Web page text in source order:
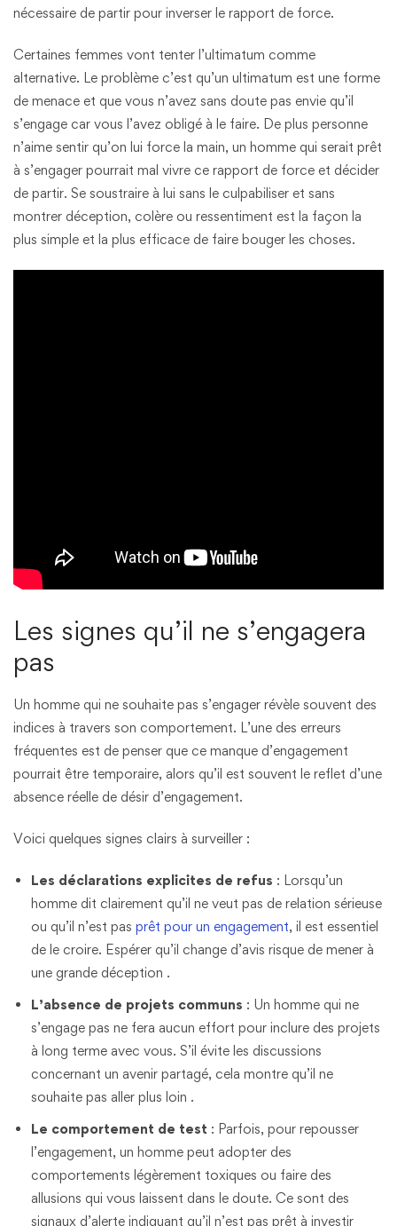
nécessaire de partir pour inverser le rapport de force.
Certaines femmes vont tenter l’ultimatum comme
alternative. Le problème c’est qu’un ultimatum est une forme
de menace et que vous n’avez sans doute pas envie qu’il
s’engage car vous l’avez obligé à le faire. De plus personne
n’aime sentir qu’on lui force la main, un homme qui serait prêt
à s’engager pourrait mal vivre ce rapport de force et décider
de partir. Se soustraire à lui sans le culpabiliser et sans
montrer déception, colère ou ressentiment est la façon la
plus simple et la plus efficace de faire bouger les choses.
Les signes qu’il ne s’engagera
pas
Un homme qui ne souhaite pas s’engager révèle souvent des
indices à travers son comportement. L’une des erreurs
fréquentes est de penser que ce manque d’engagement
pourrait être temporaire, alors qu’il est souvent le reflet d’une
absence réelle de désir d’engagement.
Voici quelques signes clairs à surveiller :
Les déclarations explicites de refus : Lorsqu’un
homme dit clairement qu’il ne veut pas de relation sérieuse
ou qu’il n’est pas prêt pour un engagement, il est essentiel
de le croire. Espérer qu’il change d’avis risque de mener à
une grande déception​ .
L’absence de projets communs : Un homme qui ne
s’engage pas ne fera aucun effort pour inclure des projets
à long terme avec vous. S’il évite les discussions
concernant un avenir partagé, cela montre qu’il ne
souhaite pas aller plus loin​ .
Le comportement de test : Parfois, pour repousser
l’engagement, un homme peut adopter des
comportements légèrement toxiques ou faire des
allusions qui vous laissent dans le doute. Ce sont des
signaux d’alerte indiquant qu’il n’est pas prêt à investir